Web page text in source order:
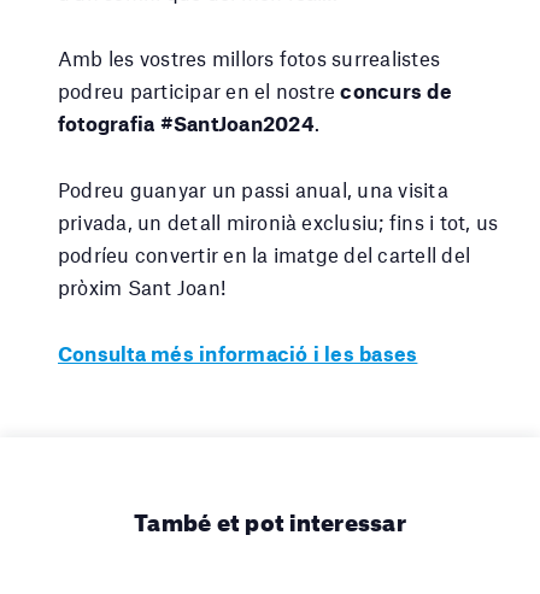
Amb les vostres millors fotos surrealistes
podreu participar en el nostreconcurs de
fotografia #SantJoan2024.
Podreu guanyar un passi anual, una visita
privada, un detall mironià exclusiu; fins i tot, us
podríeu convertir en la imatge del cartell del
pròxim Sant Joan!
Consulta més informació i les bases
També et pot interessar